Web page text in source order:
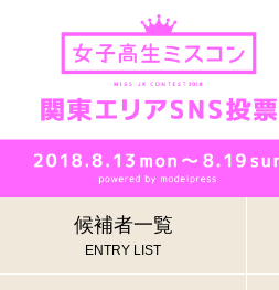
候補者一覧
ENTRY LIST